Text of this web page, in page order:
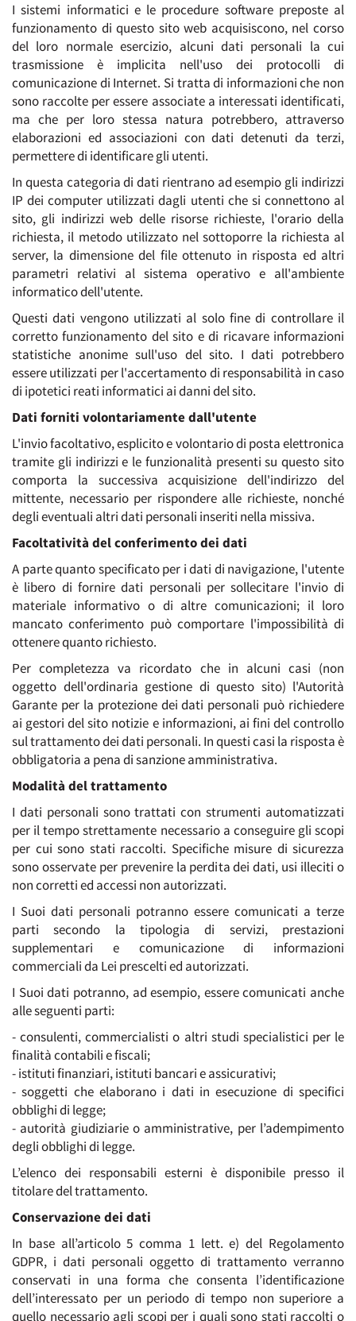
I sistemi informatici e le procedure software preposte al
funzionamento di questo sito web acquisiscono, nel corso
del loro normale esercizio, alcuni dati personali la cui
trasmissione è implicita nell'uso dei protocolli di
comunicazione di Internet. Si tratta di informazioni che non
sono raccolte per essere associate a interessati identificati,
ma che per loro stessa natura potrebbero, attraverso
elaborazioni ed associazioni con dati detenuti da terzi,
permettere di identificare gli utenti.
In questa categoria di dati rientrano ad esempio gli indirizzi
IP dei computer utilizzati dagli utenti che si connettono al
sito, gli indirizzi web delle risorse richieste, l'orario della
richiesta, il metodo utilizzato nel sottoporre la richiesta al
server, la dimensione del file ottenuto in risposta ed altri
parametri relativi al sistema operativo e all'ambiente
informatico dell'utente.
Questi dati vengono utilizzati al solo fine di controllare il
corretto funzionamento del sito e di ricavare informazioni
statistiche anonime sull'uso del sito. I dati potrebbero
essere utilizzati per l'accertamento di responsabilità in caso
di ipotetici reati informatici ai danni del sito.
Dati forniti volontariamente dall'utente
L'invio facoltativo, esplicito e volontario di posta elettronica
tramite gli indirizzi e le funzionalità presenti su questo sito
comporta la successiva acquisizione dell'indirizzo del
mittente, necessario per rispondere alle richieste, nonché
degli eventuali altri dati personali inseriti nella missiva.
Facoltatività del conferimento dei dati
A parte quanto specificato per i dati di navigazione, l'utente
è libero di fornire dati personali per sollecitare l'invio di
materiale informativo o di altre comunicazioni; il loro
mancato conferimento può comportare l'impossibilità di
ottenere quanto richiesto.
Per completezza va ricordato che in alcuni casi (non
oggetto dell'ordinaria gestione di questo sito) l'Autorità
Garante per la protezione dei dati personali può richiedere
ai gestori del sito notizie e informazioni, ai fini del controllo
sul trattamento dei dati personali. In questi casi la risposta è
obbligatoria a pena di sanzione amministrativa.
Modalità del trattamento
I dati personali sono trattati con strumenti automatizzati
per il tempo strettamente necessario a conseguire gli scopi
per cui sono stati raccolti. Specifiche misure di sicurezza
sono osservate per prevenire la perdita dei dati, usi illeciti o
non corretti ed accessi non autorizzati.
I Suoi dati personali potranno essere comunicati a terze
parti secondo la tipologia di servizi, prestazioni
supplementari e comunicazione di informazioni
commerciali da Lei prescelti ed autorizzati.
I Suoi dati potranno, ad esempio, essere comunicati anche
alle seguenti parti:
- consulenti, commercialisti o altri studi specialistici per le
finalità contabili e fiscali;
- istituti finanziari, istituti bancari e assicurativi;
- soggetti che elaborano i dati in esecuzione di specifici
obblighi di legge;
- autorità giudiziarie o amministrative, per l’adempimento
degli obblighi di legge.
L’elenco dei responsabili esterni è disponibile presso il
titolare del trattamento.
Conservazione dei dati
In base all’articolo 5 comma 1 lett. e) del Regolamento
GDPR, i dati personali oggetto di trattamento verranno
conservati in una forma che consenta l’identificazione
dell’interessato per un periodo di tempo non superiore a
quello necessario agli scopi per i quali sono stati raccolti o